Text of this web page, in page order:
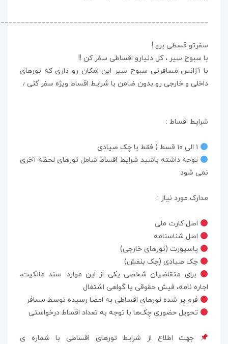
سفرتو قسطی برو !
با سبوح سیر ، کل دنیارو اقساطی سفر کن !!
با آژانس مسافرتی سبوح سیر این امکان رو داری که تورهای
داخلی و خارجی رو بدون ضامن با شرایط اقساط ویژه سفر کنی ٫
شرایط اقساط :
توجه داشته باشید شرایط اقساط شامل تورهای لحظه آخری
نمی شود
مدارک مورد نیاز :
اصل کارت ملی
اصل شناسنامه
پاسپورت (تورهای خارجی)
چک صیادی (چک بنفش)
برای متقاضیان شخصی یکی از این موارد: سند مالکیت،
اجاره نامه، فیش حقوقی یا گواهی اشتغال
فرم پر شده تور‌های اقساطی به امضا رسیده توسط مسافر
تحویل حضوری چک‌ها با توجه به تعداد اقساط درخواستی
جهت اطلاع از شرایط تورهای اقساطی با شماره ی